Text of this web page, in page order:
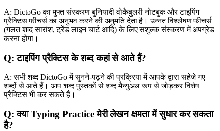
A: DictoGo का मुफ्त संस्करण बुनियादी वोकैबुलरी नोटबुक और टाइपिंग
प्रैक्टिस फीचर्स का अनुभव करने की अनुमति देता है। उन्नत विश्लेषण फीचर्स
(गलत शब्द सारांश, ट्रेंड लाइन चार्ट आदि) के लिए सशुल्क संस्करण में अपग्रेड
करना होगा।
Q: टाइपिंग प्रैक्टिस के शब्द कहां से आते हैं?
A: सभी शब्द DictoGo में सुनने-पढ़ने की प्रक्रिया में आपके द्वारा सहेजे गए
शब्दों से आते हैं। आप शब्द पुस्तकों से शब्द मैन्युअल रूप से जोड़कर विशेष
प्रैक्टिस भी कर सकते हैं।
Q: क्या Typing Practice मेरी लेखन क्षमता में सुधार कर सकता
है?